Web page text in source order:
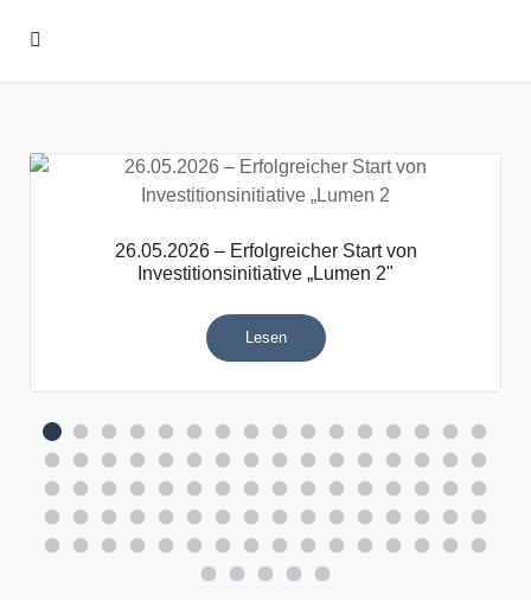
26.05.2026 – Erfolgreicher Start von
Investitionsinitiative „Lumen 2"
Lesen